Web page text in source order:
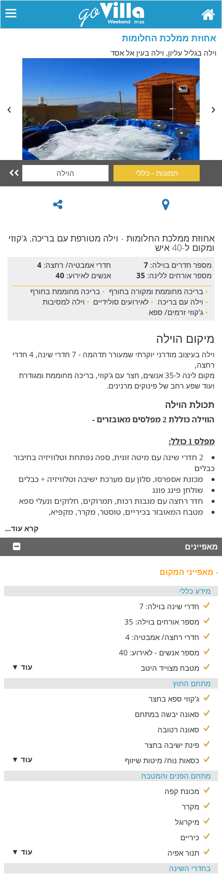
אחוזת ממלכת החלומות
וילה בגליל עליון, וילה בעין אל אסד
תמונות - כללי הוילה 
אחוזת ממלכת החלומות - וילה מטורפת עם בריכה, ג'קוזי
ומקום ל-40 איש
מספר חדרים בוילה: 7 חדרי אמבטיה/ רחצה: 4
מספר אורחים ללינה: 35 אנשים לאירוע: 40
• בריכה מחוממת ומקורה בחורף • בריכה מחוממת בחורף
• וילה עם בריכה • לאירועים סולידיים • וילה למסיבות
• ג'קוזי זרמים/ ספא
מיקום הוילה
וילה בעיצוב מודרני יוקרתי שמעורר תדהמה - 7 חדרי שינה, 4 חדרי
רחצה,
מקום לינה ל-35 אנשים, חצר עם ג'קוזי, בריכה מחוממת ומגודרת
ועוד שפע רחב של פינוקים מרנינים.
תכולת הוילה
הווילה כוללת 2 מפלסים מאובזרים -
מפלס 1 כולל:
2 חדרי שינה עם מיטה זוגית, ספה נפתחת וטלוויזיה בחיבור
כבלים
מכונת אספרסו, סלון עם מערכת ישיבה וטלוויזיה + כבלים
שולחן פינג פונג
חדר רחצה עם מגבות רכות, תמרוקים, חלוקים ונעלי ספא
מטבח המאובזר בכיריים, טוסטר, מקרר, מקפיא,
מפלס 2 כולל:
3 חדרי רחצה הכוללים תמרוקים, מגבות רכות, חלוקים ונעלי
פסנתר
קומת גלריה ללינת ילדים
*ניתן להוסיף מזרנים ללינת אורחים נוספים.
המתחם החיצוני
חצר מרהיבה ביופיה ומלאת הפתעות הכוללת:
בריכה המחוממת ומקורה בחורף, סאונה יבשה וסאונה רטובה,
פיתות דרוזיות.
לדתיים
בוילה מגוון התאמות לציבור הדתי – פלטה, מיחם ושעוני שבת
ועיסויים מקצועיים בתיאום מראש ובתוספת תשלום.
קרא עוד...
מאפיינים
- מאפייני המקום
מידע כללי
חדרי שינה בוילה: 7
מספר אורחים בוילה: 35
חדרי רחצה/ אמבטיה: 4
מספר אנשים - לאירוע: 40
מטבח מצוייד היטב
עוד ▼
מתחם החוץ
ג'קוזי ספא בחצר
סאונה יבשה במתחם
סאונה רטובה
פינת ישיבה בחצר
כסאות נוח/ מיטות שיזוף
עוד ▼
מתחם הפנים והמטבח
מכונת קפה
מקרר
מיקרוגל
כיריים
תנור אפיה
עוד ▼
בחדרי השינה